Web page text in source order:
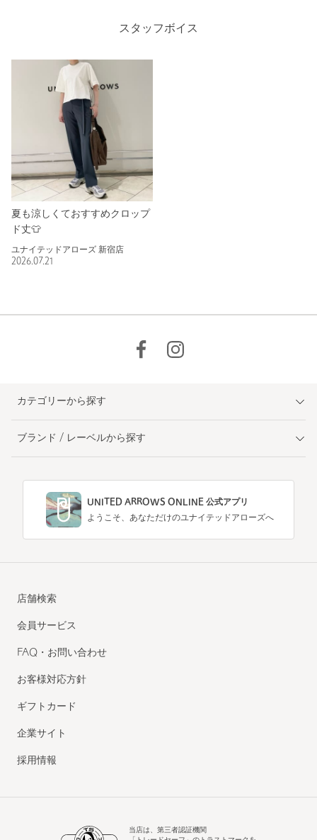
スタッフボイス
夏も涼しくておすすめクロップ
ド丈👕
ユナイテッドアローズ 新宿店
2026.07.21
カテゴリーから探す
ブランド / レーベルから探す
UNITED ARROWS ONLINE 公式アプリ
ようこそ、あなただけのユナイテッドアローズへ
店舗検索
会員サービス
FAQ・お問い合わせ
お客様対応方針
ギフトカード
企業サイト
採用情報
当店は、第三者認証機関